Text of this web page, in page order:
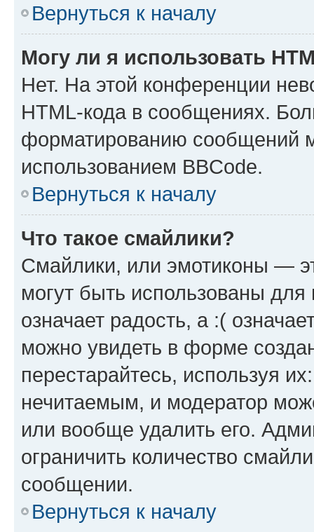
Вернуться к началу
Могу ли я использовать
Нет. На этой конференции
HTML-кода в сообщениях.
форматированию сообщений
использованием BBCode.
Вернуться к началу
Что такое смайлики?
Смайлики, или эмотиконы —
могут быть использованы
означает радость, а :(
можно увидеть в форме
перестарайтесь, используя
нечитаемым, и модератор
или вообще удалить его.
ограничить количество
сообщении.
Вернуться к началу